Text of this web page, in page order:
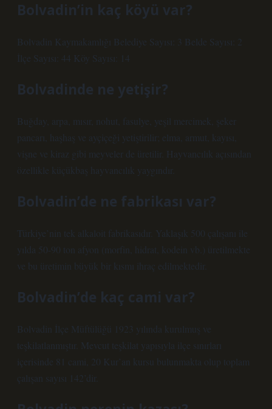
Bolvadin’in kaç köyü var?
Bolvadin Kaymakamlığı Belediye Sayısı: 3 Belde Sayısı: 2
İlçe Sayısı: 44 Köy Sayısı: 14
Bolvadinde ne yetişir?
Buğday, arpa, mısır, nohut, fasulye, yeşil mercimek, şeker
pancarı, haşhaş ve ayçiçeği yetiştirilir; elma, armut, kayısı,
vişne ve kiraz gibi meyveler de üretilir. Hayvancılık açısından
özellikle küçükbaş hayvancılık yaygındır.
Bolvadin’de ne fabrikası var?
Türkiye’nin tek alkaloit fabrikasıdır. Yaklaşık 500 çalışanı ile
yılda 50-90 ton afyon (morfin, hidrat, kodein vb.) üretilmekte
ve bu üretimin büyük bir kısmı ihraç edilmektedir.
Bolvadin’de kaç cami var?
Bolvadin İlçe Müftülüğü 1923 yılında kurulmuş ve
teşkilatlanmıştır. Mevcut teşkilat yapısıyla ilçe sınırları
içerisinde 81 cami, 20 Kur’an kursu bulunmakta olup toplam
çalışan sayısı 142’dir.